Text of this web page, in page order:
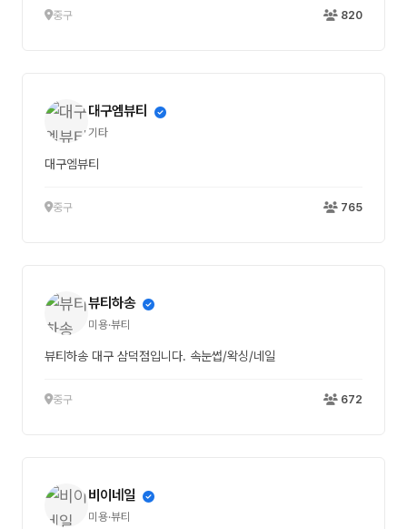
중구 820
대구엠뷰티
기타
대구엠뷰티
중구 765
뷰티하송
미용·뷰티
뷰티하송 대구 삼덕점입니다. 속눈썹/왁싱/네일
중구 672
비이네일
미용·뷰티